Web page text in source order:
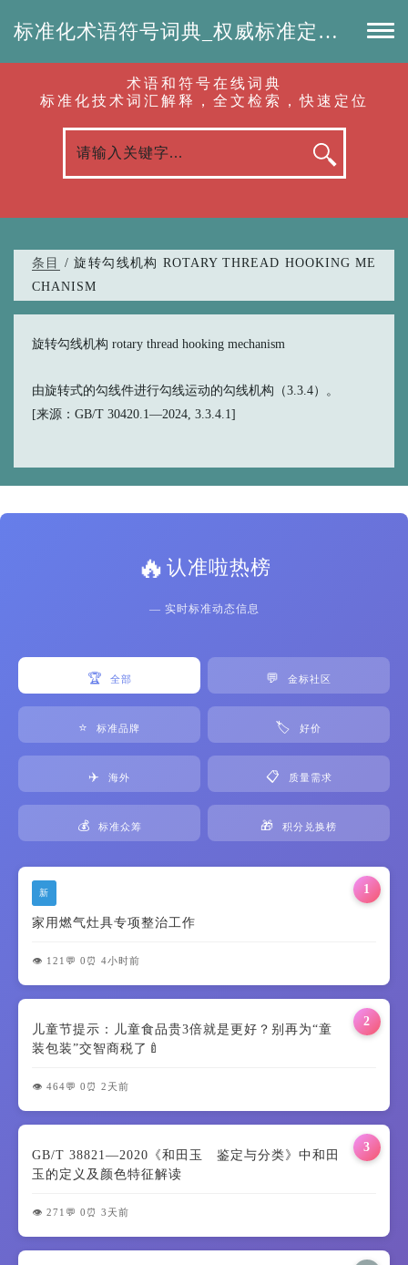
标准化术语符号词典_权威标准定义_专业词汇查询-认准啦（RenZhunLa.com）
术语和符号在线词典
标准化技术词汇解释，全文检索，快速定位
条目
/ 旋转勾线机构 ROTARY THREAD HOOKING ME
CHANISM
旋转勾线机构 rotary thread hooking mechanism
由旋转式的勾线件进行勾线运动的勾线机构（3.3.4）。
[来源：GB/T 30420.1—2024, 3.3.4.1]
🔥认准啦热榜
— 实时标准动态信息
🏆 全部 💬 金标社区
⭐ 标准品牌 🏷️ 好价
✈️ 海外 📋 质量需求
💰 标准众筹 🎁 积分兑换榜
1
新
家用燃气灶具专项整治工作
👁️ 121 💬 0 ⏰ 4小时前
2
儿童节提示：儿童食品贵3倍就是更好？别再为“童
装包装”交智商税了🍼
👁️ 464💬 0 ⏰ 2天前
3
GB/T 38821—2020《和田玉 鉴定与分类》中和田
玉的定义及颜色特征解读
👁️ 271 💬 0 ⏰ 3天前